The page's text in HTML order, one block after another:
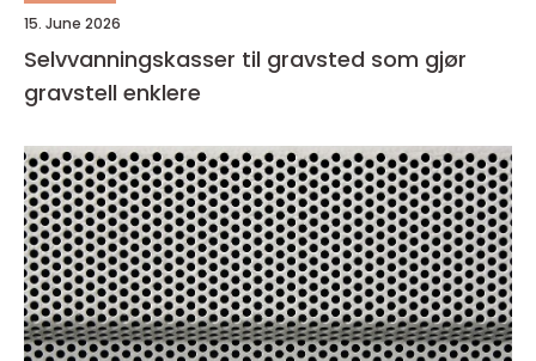
15. June 2026
Selvvanningskasser til gravsted som gjør
gravstell enklere